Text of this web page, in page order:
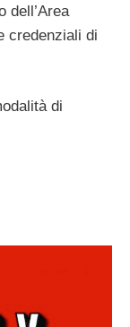
dell’Area
credenziali di
di